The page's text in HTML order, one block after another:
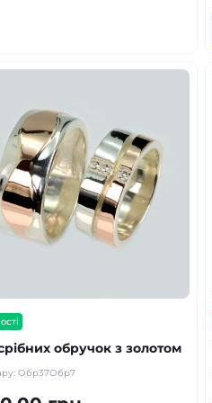
обручок з золотом
Обр37Обр7